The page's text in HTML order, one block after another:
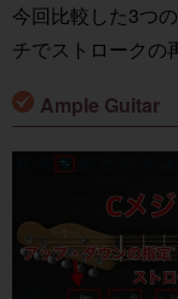
レ
ー
ヤ
ー
今回比較した3つ
チでストロークの
Ample Guitar